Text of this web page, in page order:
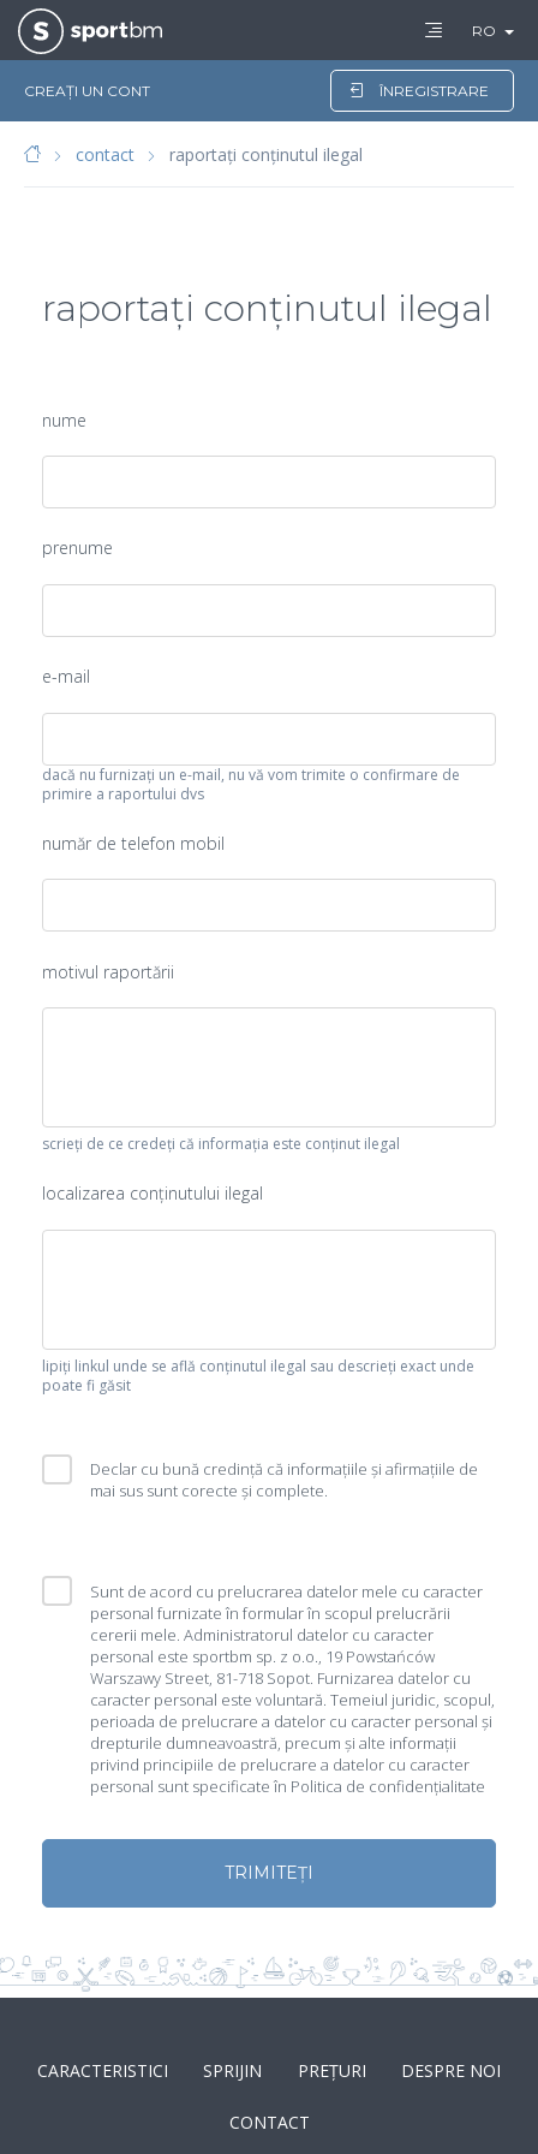
CREAȚI UN CONT ÎNREGISTRARE
RO
contact raportați conținutul ilegal
raportați conținutul ilegal
nume
prenume
e-mail
dacă nu furnizați un e-mail, nu vă vom trimite o confirmare de
primire a raportului dvs
număr de telefon mobil
motivul raportării
scrieți de ce credeți că informația este conținut ilegal
localizarea conținutului ilegal
lipiți linkul unde se află conținutul ilegal sau descrieți exact unde
poate fi găsit
Declar cu bună credință că informațiile și afirmațiile de
mai sus sunt corecte și complete.
Sunt de acord cu prelucrarea datelor mele cu caracter
personal furnizate în formular în scopul prelucrării
cererii mele. Administratorul datelor cu caracter
personal este sportbm sp. z o.o., 19 Powstańców
Warszawy Street, 81-718 Sopot. Furnizarea datelor cu
caracter personal este voluntară. Temeiul juridic, scopul,
perioada de prelucrare a datelor cu caracter personal și
drepturile dumneavoastră, precum și alte informații
privind principiile de prelucrare a datelor cu caracter
personal sunt specificate în Politica de confidențialitate
TRIMITEȚI
CARACTERISTICI SPRIJIN PREȚURI DESPRE NOI
CONTACT